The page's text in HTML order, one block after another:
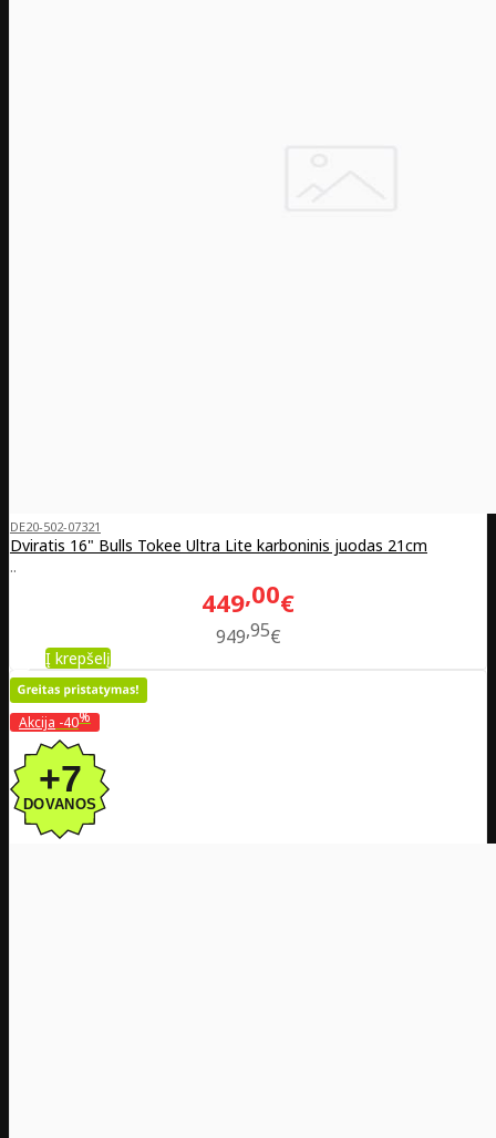
DE20-502-07321
Dviratis 16" Bulls Tokee Ultra Lite karboninis juodas 21cm
..
449 00€
949 95€
Į krepšelį
Akcija -40%